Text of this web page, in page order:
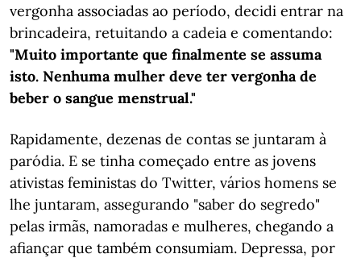
vergonha associadas ao período, decidi entrar na
brincadeira, retuitando a cadeia e comentando:
"Muito importante que finalmente se assuma
isto. Nenhuma mulher deve ter vergonha de
beber o sangue menstrual."
Rapidamente, dezenas de contas se juntaram à
paródia. E se tinha começado entre as jovens
ativistas feministas do Twitter, vários homens se
lhe juntaram, assegurando "saber do segredo"
pelas irmãs, namoradas e mulheres, chegando a
afiançar que também consumiam. Depressa, por